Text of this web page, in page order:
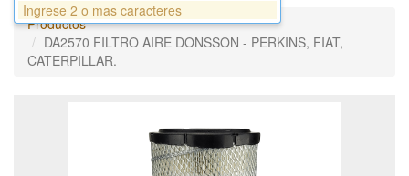
Productos
DA2570 FILTRO AIRE DONSSON - PERKINS, FIAT,
CATERPILLAR.
Ingrese 2 o mas caracteres